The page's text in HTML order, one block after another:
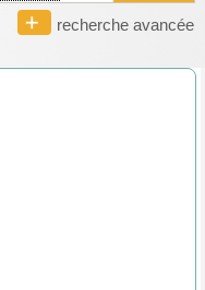
recherche avancée